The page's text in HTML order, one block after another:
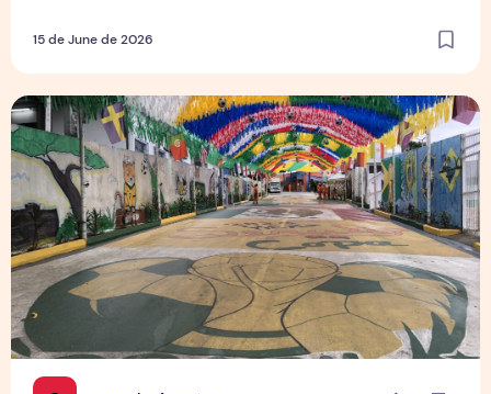
15 de June de 2026
Rua da Copa na Compensa: Os preparativos da Semulsp